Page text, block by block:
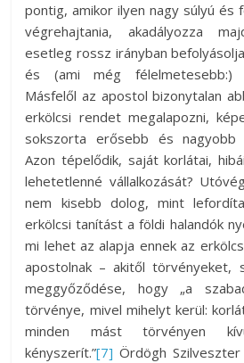
pontig, amikor ilyen nagy súlyú
végrehajtania, akadályozza
esetleg rossz irányban
és (ami még félelmetesebb:)
Másfelől az apostol bizonytalan
erkölcsi rendet megalapozni,
sokszorta erősebb és nagyobb
Azon tépelődik, saját korlátai,
lehetetlenné vállalkozását?
nem kisebb dolog, mint
erkölcsi tanítást a földi halandók
mi lehet az alapja ennek az
apostolnak – akitől törvényeket,
meggyőződése, hogy „a
törvénye, mivel mihelyt kerül:
minden mást törvényen
kényszerít.”[7] Ördögh